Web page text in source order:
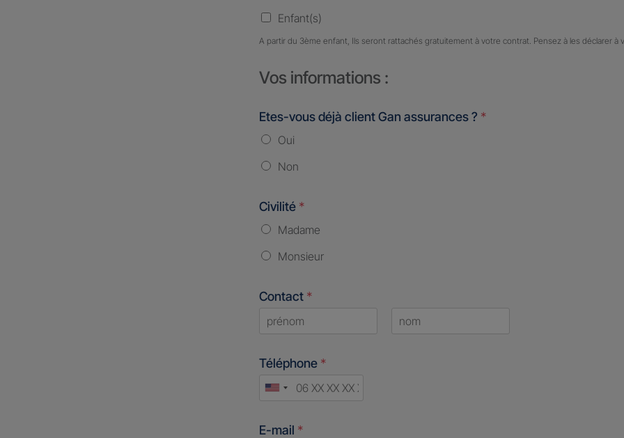
Enfant(s)
A partir du 3ème enfant, Ils seront rattachés gratuitement à votre contrat. Pensez à les déclarer à
Vos informations :
Etes-vous déjà client Gan assurances ? *
Oui
Non
Civilité *
Madame
Monsieur
Contact *
Téléphone *
United
E-mail *